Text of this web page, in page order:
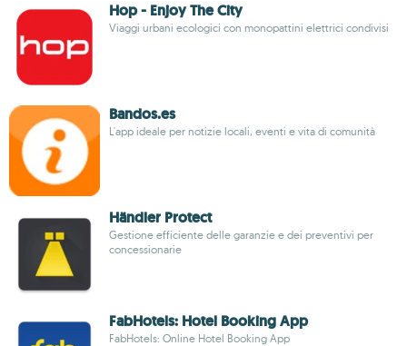
Hop - Enjoy The City
Viaggi urbani ecologici con monopattini elettrici condivisi
Bandos.es
L'app ideale per notizie locali, eventi e vita di comunità
Händler Protect
Gestione efficiente delle garanzie e dei preventivi per
concessionarie
FabHotels: Hotel Booking App
FabHotels: Online Hotel Booking App